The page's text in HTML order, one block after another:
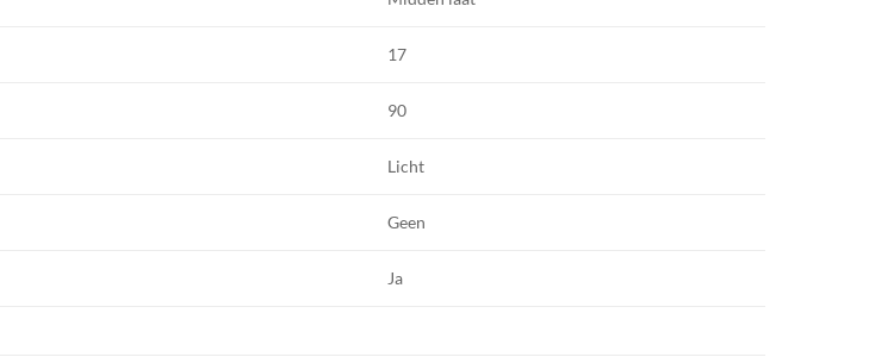
17
90
Licht
Geen
Ja